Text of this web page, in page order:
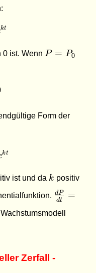
A e^{kt}
kt
ist. Wenn P =
P = P0
A e^0
Form der
P_0 e^{kt}
kt
ist und da k
k positiv
{dt} =
kP
dt
dP =
Zerfall -